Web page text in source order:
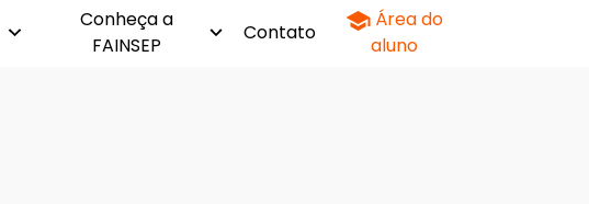
Conheça a
FAINSEP
Contato
Área do
aluno